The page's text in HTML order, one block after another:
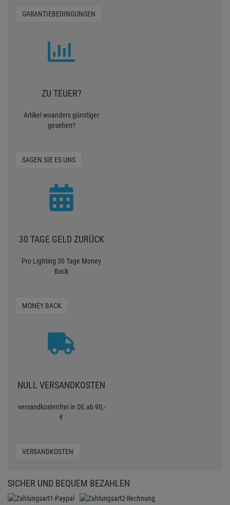
GARANTIEBEDINGUNGEN
ZU TEUER?
Artikel woanders günstiger
gesehen?
SAGEN SIE ES UNS
30 TAGE GELD ZURÜCK
Pro Lighting 30 Tage Money
Back
MONEY BACK
NULL VERSANDKOSTEN
versandkostenfrei in DE ab 90,-
€
VERSANDKOSTEN
SICHER UND BEQUEM BEZAHLEN